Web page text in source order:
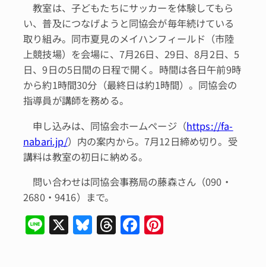
教室は、子どもたちにサッカーを体験してもら
い、普及につなげようと同協会が毎年続けている
取り組み。同市夏見のメイハンフィールド（市陸
上競技場）を会場に、7月26日、29日、8月2日、5
日、9日の5日間の日程で開く。時間は各日午前9時
から約1時間30分（最終日は約1時間）。同協会の
指導員が講師を務める。
申し込みは、同協会ホームページ（https://fa-
nabari.jp/）内の案内から。7月12日締め切り。受
講料は教室の初日に納める。
問い合わせは同協会事務局の藤森さん（090・
2680・9416）まで。
Li
n
X Bl
u
T
hr
F
a